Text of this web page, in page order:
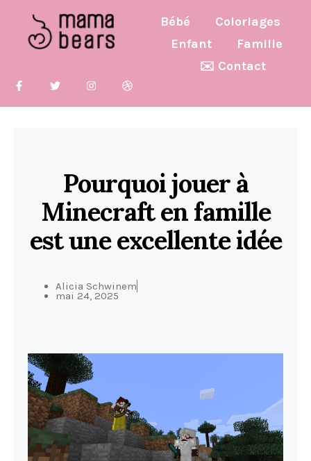
Bébé
Coloriages
Enfant
Famille
✉️ Contact
Pourquoi jouer à
Minecraft en famille
est une excellente idée
Alicia Schwinem
mai 24, 2025